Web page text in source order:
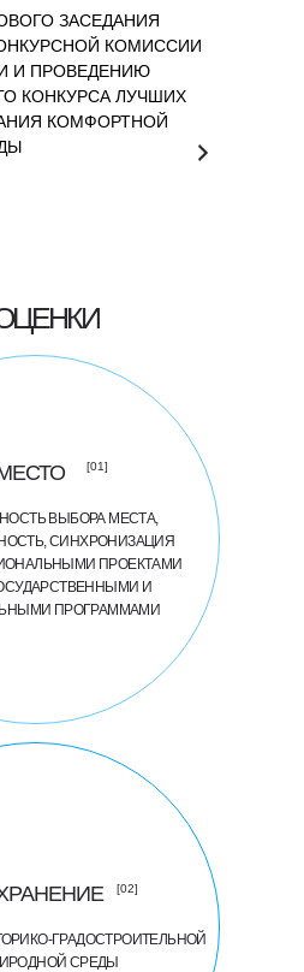
ЗАСЕДАНИЯ
КОМИССИИ
И ПРОВЕДЕНИЮ
КОНКУРСА ЛУЧШИХ
КОМФОРТНОЙ
ГРАДОСТРОИТЕЛЬНОЙ
СРЕДЫ
ВЫБОРА МЕСТА,
СИНХРОНИЗАЦИЯ
ПРОЕКТАМИ
И
ПРОГРАММАМИ
[01]
[02]